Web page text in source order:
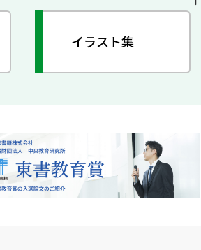
イラスト集